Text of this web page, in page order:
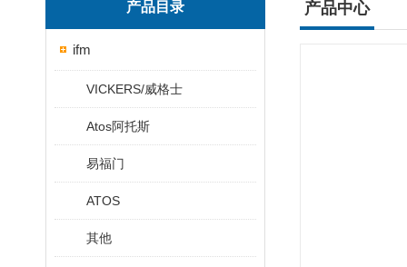
产品目录
ifm
VICKERS/威格士
Atos阿托斯
易福门
ATOS
其他
产品中心